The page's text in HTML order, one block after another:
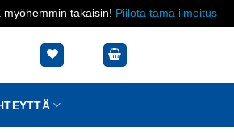
takaisin! Piilota tämä ilmoitus